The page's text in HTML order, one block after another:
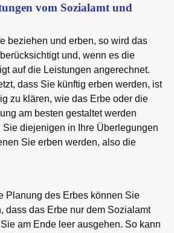
vom Sozialamt und
beziehen und erben, so wird das
und, wenn es die
auf die Leistungen angerechnet.
dass Sie künftig erben werden, ist
zu klären, wie das Erbe oder die
am besten gestaltet werden
Sie diejenigen in Ihre Überlegungen
Sie erben werden, also die
Planung des Erbes können Sie
dass das Erbe nur dem Sozialamt
am Ende leer ausgehen. So kann